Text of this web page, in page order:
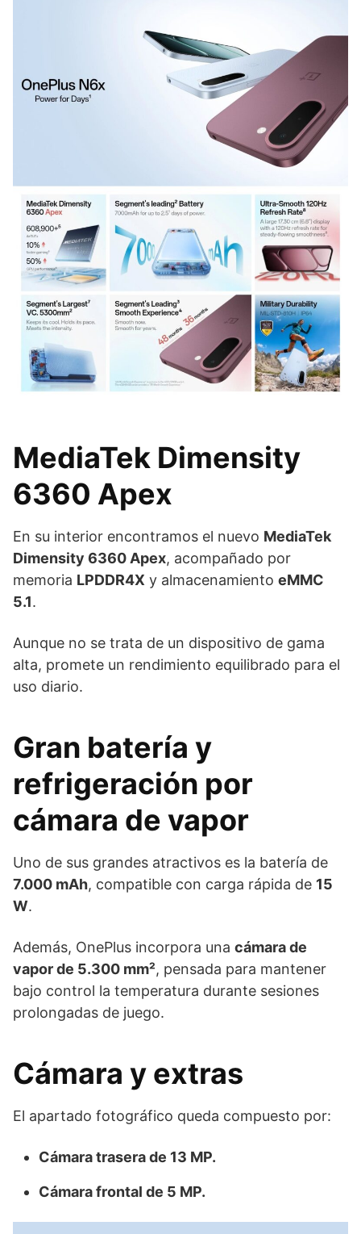
MediaTek Dimensity
6360 Apex
En su interior encontramos el nuevo MediaTek
Dimensity 6360 Apex, acompañado por
memoria LPDDR4X y almacenamiento eMMC
5.1.
Aunque no se trata de un dispositivo de gama
alta, promete un rendimiento equilibrado para el
uso diario.
Gran batería y
refrigeración por
cámara de vapor
Uno de sus grandes atractivos es la batería de
7.000 mAh, compatible con carga rápida de 15
W.
Además, OnePlus incorpora una cámara de
vapor de 5.300 mm², pensada para mantener
bajo control la temperatura durante sesiones
prolongadas de juego.
Cámara y extras
El apartado fotográfico queda compuesto por:
Cámara trasera de 13 MP.
Cámara frontal de 5 MP.